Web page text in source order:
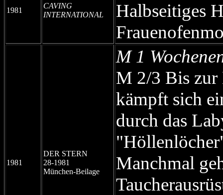
1981
CAVING
INTERNATIONAL
Halbseitiges
1981
DER STERN
28-1981
München-Beilage
M 1
M 2/3 Bis zur
kämpft sich
durch das
Manchmal